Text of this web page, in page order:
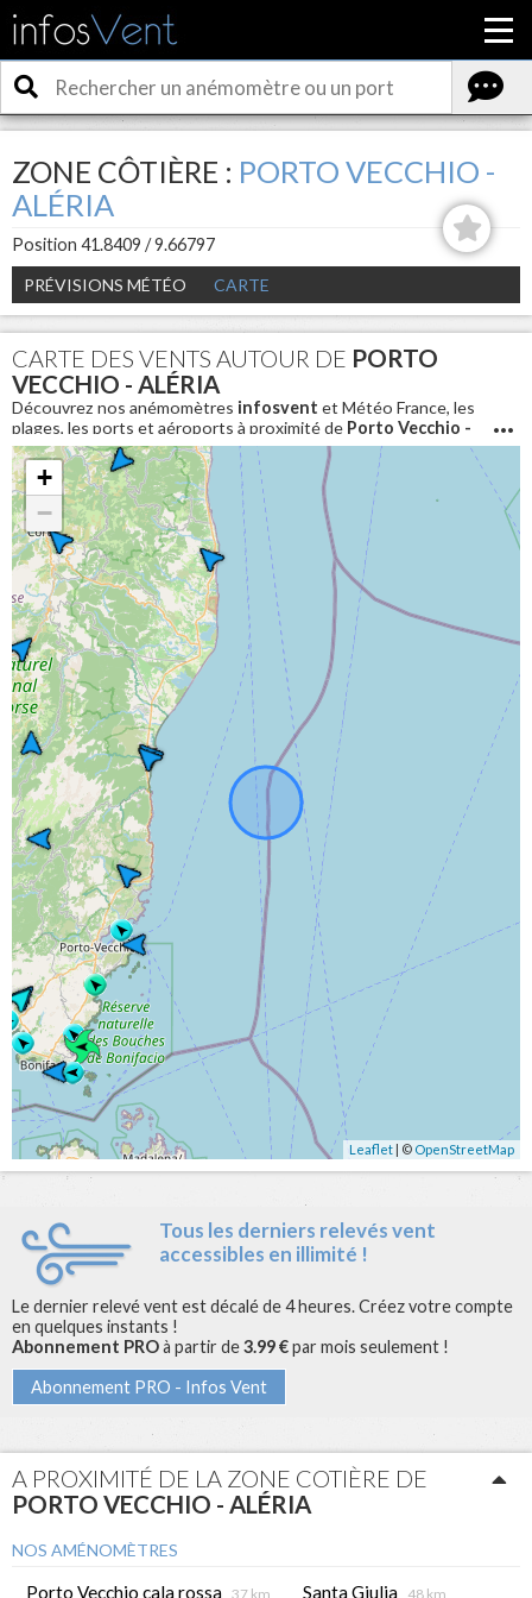
ZONE CÔTIÈRE : PORTO VECCHIO -
ALÉRIA
Position 41.8409 / 9.66797
PRÉVISIONS MÉTÉO
CARTE
CARTE DES VENTS AUTOUR DE PORTO
VECCHIO - ALÉRIA
Découvrez nos anémomètres infosvent et Météo France, les
plages, les ports et aéroports à proximité de Porto Vecchio -
Aléria. Pour connaitre les conditions météo en direct et avoir
la vitesse du vent aujourd'hui autour de
Porto Vecchio -
Aléria
+
−
Leaflet | © OpenStreetMap
Tous les derniers relevés vent
accessibles en illimité !
Le dernier relevé vent est décalé de 4 heures. Créez votre compte
en quelques instants !
Abonnement PROà partir de3.99 €par mois seulement !
Abonnement PRO - Infos Vent
A PROXIMITÉ DE LA ZONE COTIÈRE DE
PORTO VECCHIO - ALÉRIA
NOS AMÉNOMÈTRES
Porto Vecchio cala rossa 37 km Santa Giulia 48 km